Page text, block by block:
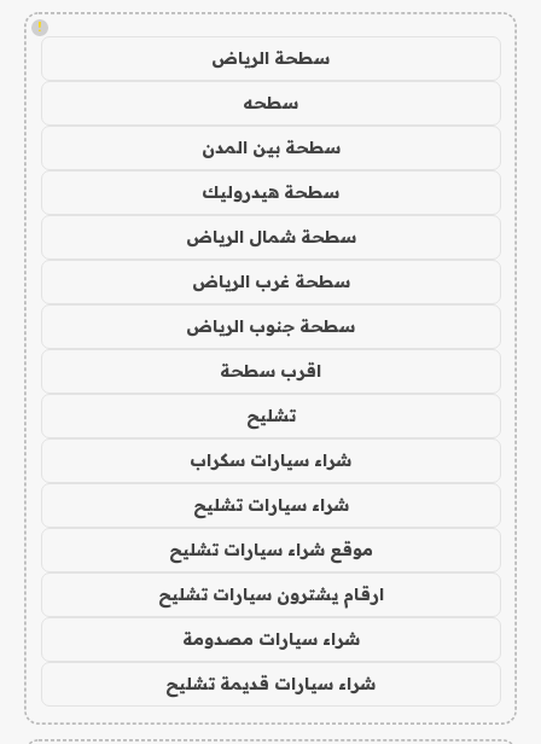
!
سطحة الرياض
سطحه
سطحة بين المدن
سطحة هيدروليك
سطحة شمال الرياض
سطحة غرب الرياض
سطحة جنوب الرياض
اقرب سطحة
تشليح
شراء سيارات سكراب
شراء سيارات تشليح
موقع شراء سيارات تشليح
ارقام يشترون سيارات تشليح
شراء سيارات مصدومة
شراء سيارات قديمة تشليح